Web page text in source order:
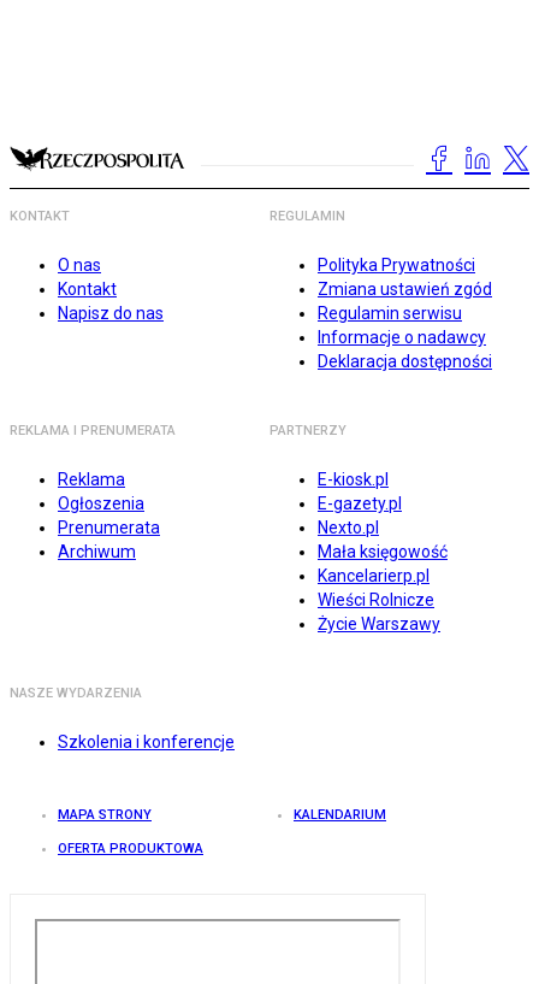
KONTAKT
O nas
Kontakt
Napisz do nas
REGULAMIN
Polityka Prywatności
Zmiana ustawień zgód
Regulamin serwisu
Informacje o nadawcy
Deklaracja dostępności
REKLAMA I PRENUMERATA
Reklama
Ogłoszenia
Prenumerata
Archiwum
PARTNERZY
E-kiosk.pl
E-gazety.pl
Nexto.pl
Mała księgowość
Kancelarierp.pl
Wieści Rolnicze
Życie Warszawy
NASZE WYDARZENIA
Szkolenia i konferencje
MAPA STRONY KALENDARIUM
OFERTA PRODUKTOWA